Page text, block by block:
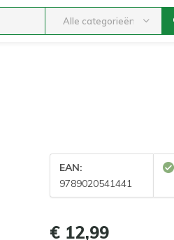
Alle categorieën
EAN:
9789020541441
€ 12,99